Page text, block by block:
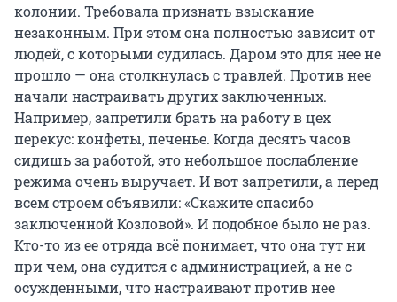
колонии. Требовала признать взыскание
незаконным. При этом она полностью зависит от
людей, с которыми судилась. Даром это для нее не
прошло — она столкнулась с травлей. Против нее
начали настраивать других заключенных.
Например, запретили брать на работу в цех
перекус: конфеты, печенье. Когда десять часов
сидишь за работой, это небольшое послабление
режима очень выручает. И вот запретили, а перед
всем строем объявили: «Скажите спасибо
заключенной Козловой». И подобное было не раз.
Кто-то из ее отряда всё понимает, что она тут ни
при чем, она судится с администрацией, а не с
осужденными, что настраивают против нее